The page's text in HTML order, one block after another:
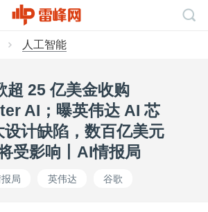
人工智能
超 25 亿美金收购
AI；曝英伟达 AI 芯
设计缺陷，数百亿美元
受影响丨AI情报局
局 英伟达 谷歌